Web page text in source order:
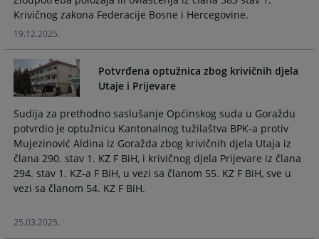
select
a
date.
Press
the
question
mark
key
to
get
the
keyboard
shortcuts
changing
select
a
Press
the
question
key
to
get
the
keyboard
shortcuts
Krivičnog zakona Federacije Bosne i Hercegovine.
19.12.2025.
Potvrđena optužnica zbog krivičnih djela
Utaje i Prijevare
Sudija za prethodno saslušanje Općinskog suda u Goraždu
potvrdio je optužnicu Kantonalnog tužilaštva BPK-a protiv
Mujezinović Aldina iz Goražda zbog krivičnih djela Utaja iz
člana 290. stav 1. KZ F BiH, i krivičnog djela Prijevare iz člana
294. stav 1. KZ-a F BiH, u vezi sa članom 55. KZ F BiH, sve u
vezi sa članom 54. KZ F BiH.
25.03.2025.